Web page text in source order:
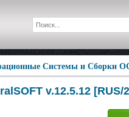
Системы и Сборки
v.12.5.12 [RUS/